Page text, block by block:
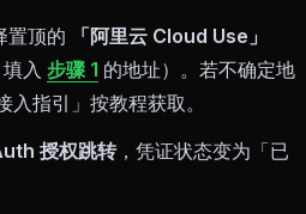
置顶的
「阿里云 Cloud Use」
入 步骤 1 的地址）。若不确定地
指引」按教程获取。
授权跳转，凭证状态变为「已